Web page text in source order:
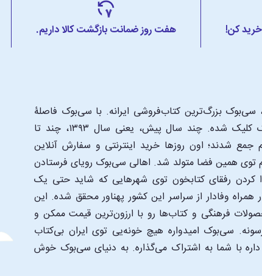
کن! هفت روز ضمانت بازگشت کالا داریم.
بزرگ‌ترین کتاب‌فروشی ایرانه. با سی‌بوک فاصلۀ
شما تا یک کتابفروشی بزرگ و پروپیمون تنها به اندازۀ یک کلیک شده. چند سال پیش، یعنی سال ۱۳۹۳، چند تا
شدند؛ اون‌ روزها خرید اینترنتی و سفارش آنلاین
توی همین فضا متولد شد. اهالی سی‌بوک رویای فرستادن
کردن رفقای کتابخون توی شهرهایی که شاید حتی یک
وفادار از سراسر این کشور پهناور محقق شده. این
فرهنگی و کتاب‌ها رو با ارزون‌ترین قیمت ممکن و
سی‌بوک امیدواره هیچ خونه‌یی توی ایران بی‌کتاب
با شما به اشتراک می‌گذاره. به دنیای سی‌بوک خوش